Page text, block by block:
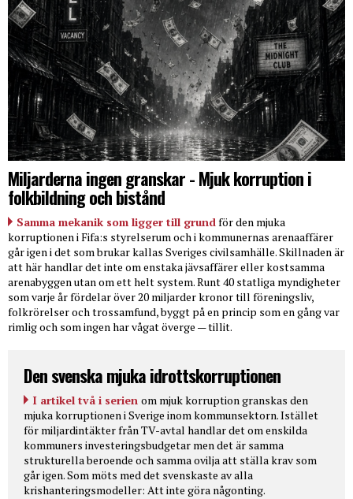
Miljarderna ingen granskar - Mjuk korruption i
folkbildning och bistånd
Samma mekanik som ligger till grundför den mjuka
korruptionen i Fifa:s styrelserum och i kommunernas arenaaffärer
går igen i det som brukar kallas Sveriges civilsamhälle. Skillnaden är
att här handlar det inte om enstaka jävsaffärer eller kostsamma
arenabyggen utan om ett helt system. Runt 40 statliga myndigheter
som varje år fördelar över 20 miljarder kronor till föreningsliv,
folkrörelser och trossamfund, byggt på en princip som en gång var
rimlig och som ingen har vågat överge — tillit.
Den svenska mjuka idrottskorruptionen
I artikel två i serien om mjuk korruption granskas den
mjuka korruptionen i Sverige inom kommunsektorn. Istället
för miljardintäkter från TV-avtal handlar det om enskilda
kommuners investeringsbudgetar men det är samma
strukturella beroende och samma ovilja att ställa krav som
går igen. Som möts med det svenskaste av alla
krishanteringsmodeller: Att inte göra någonting.